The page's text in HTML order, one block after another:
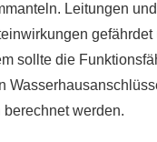
Leitungen
sollte die
werden.